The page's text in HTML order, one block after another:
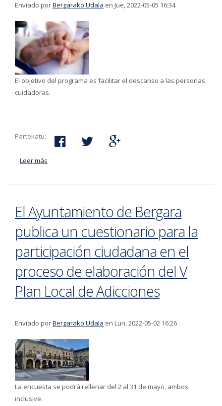
Enviado porBergarako Udala en Jue, 2022-05-05 16:34
El objetivo del programa es facilitar el descanso a las personas
cuidadoras.
Partekatu:
Leer más
las personas en situación de dependencia y
El Ayuntamiento de Bergara
publica un cuestionario para la
participación ciudadana en el
proceso de elaboración del V
Plan Local de Adicciones
Enviado porBergarako Udala en Lun, 2022-05-02 16:26
La encuesta se podrá rellenar del 2 al 31 de mayo, ambos
inclusive.